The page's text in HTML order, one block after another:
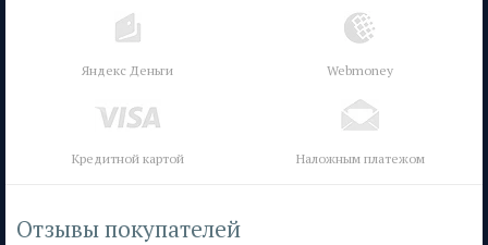
Яндекс Деньги Webmoney
Кредитной картой Наложным платежом
Отзывы покупателей